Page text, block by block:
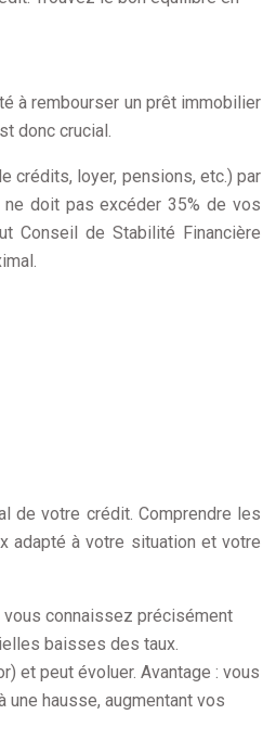
à rembourser un prêt immobilier
donc crucial.
crédits, loyer, pensions, etc.) par
doit pas excéder 35% de vos
Conseil de Stabilité Financière
de votre crédit. Comprendre les
adapté à votre situation et votre
vous connaissez précisément
baisses des taux.
et peut évoluer. Avantage : vous
hausse, augmentant vos